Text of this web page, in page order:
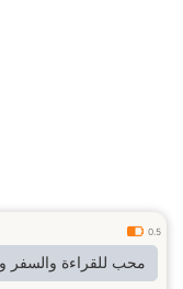
0.5
محب للقراءة